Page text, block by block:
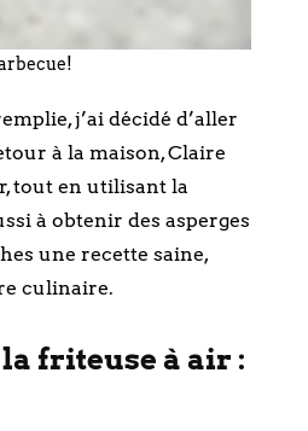
j’ai décidé d’aller
à la maison, Claire
tout en utilisant la
à obtenir des asperges
une recette saine,
culinaire.
friteuse à air :